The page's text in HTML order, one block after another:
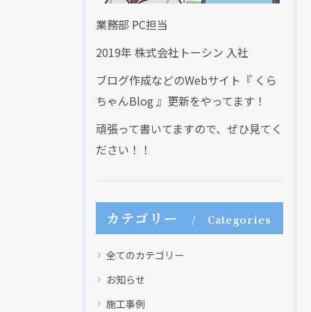
業務部 PC担当
2019年 株式会社トーシン 入社
ブログ作成などのWebサイト『 くら
ちゃんBlog 』更新をやってます！
頑張って書いてますので、ぜひ見てく
ださい！！
カテゴリー Categories
全てのカテゴリー
お知らせ
施工事例